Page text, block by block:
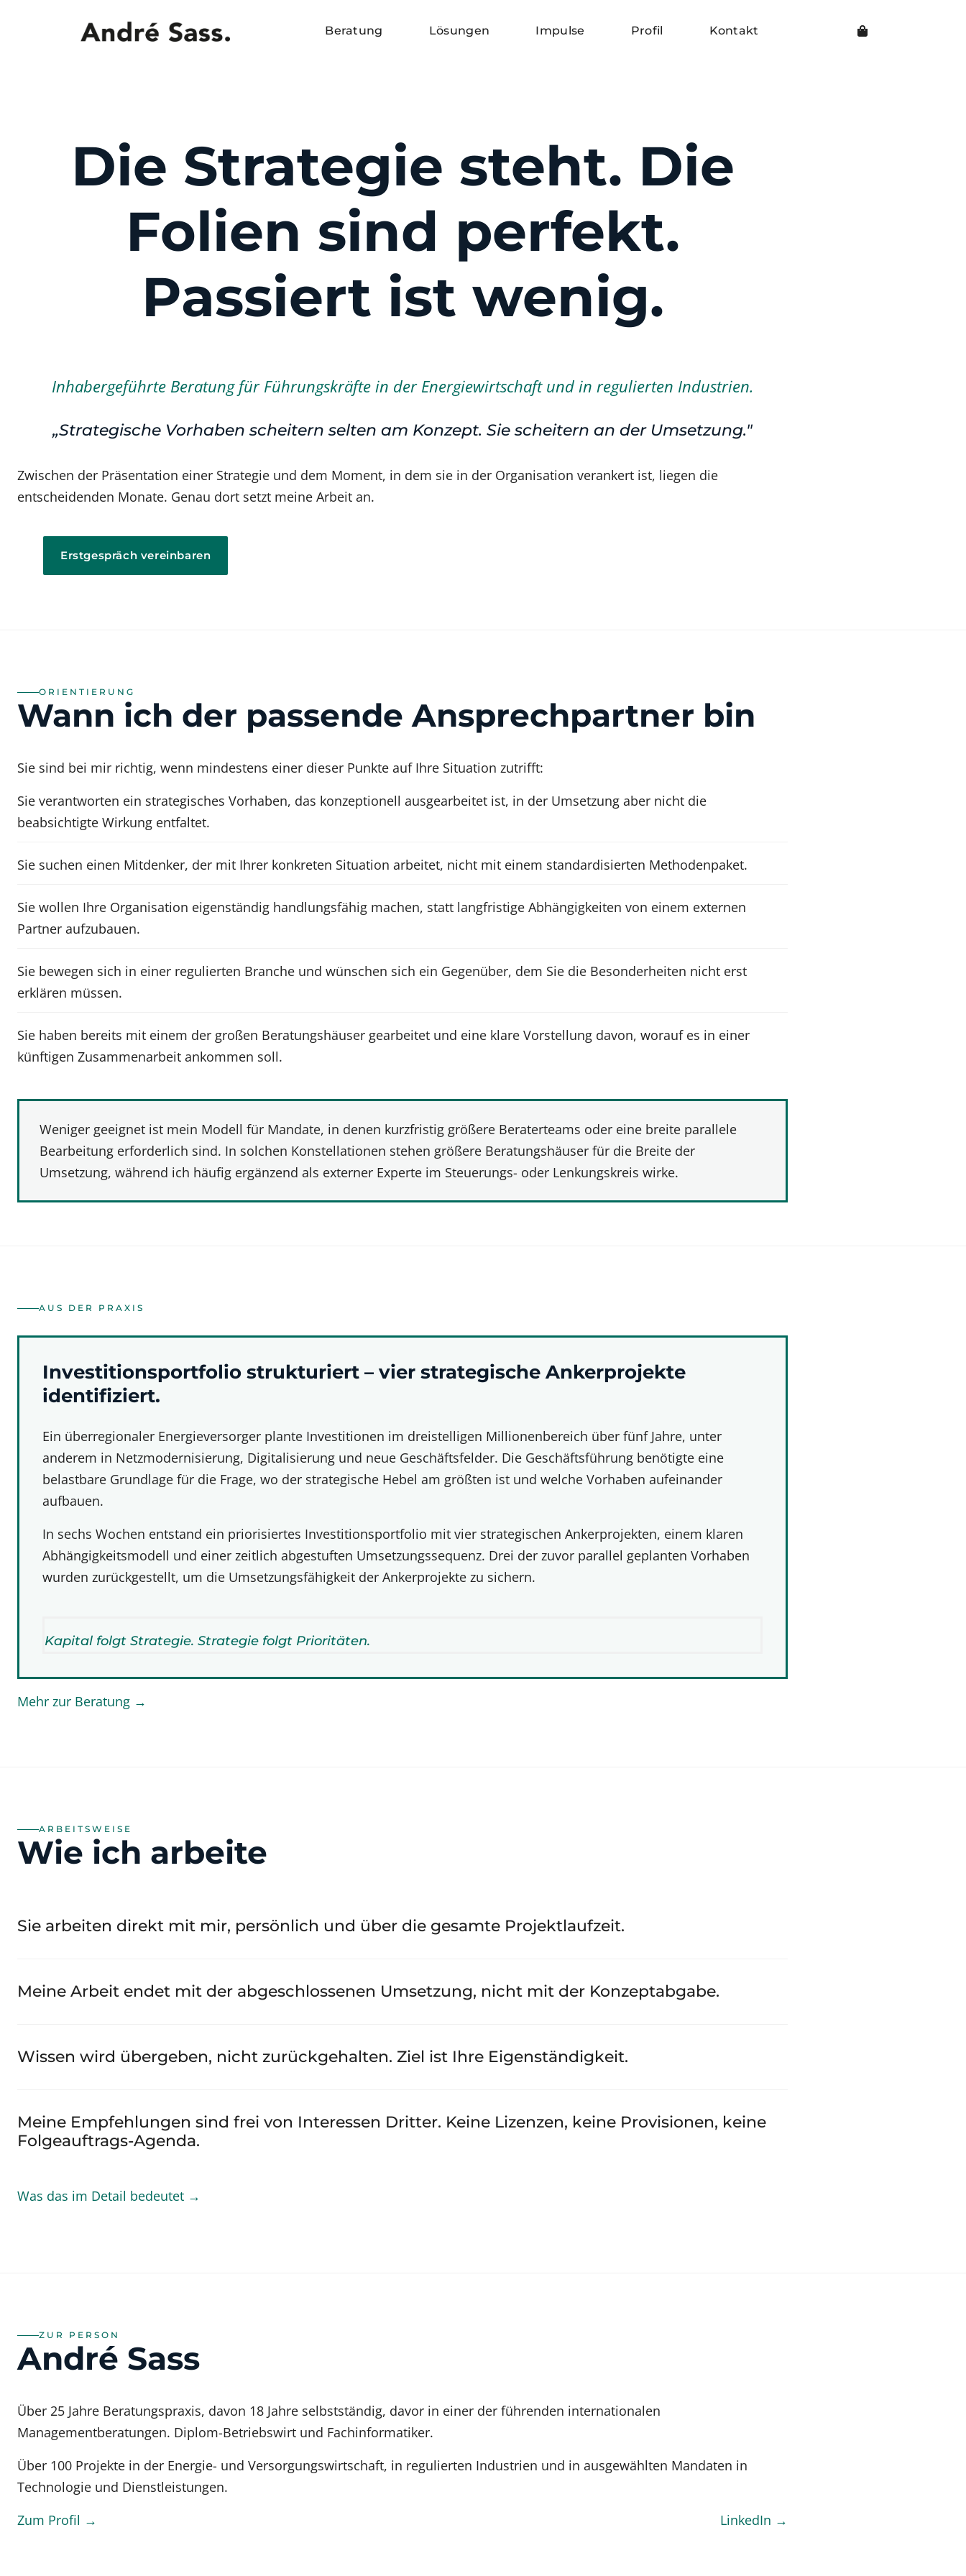
Beratung Lösungen Impulse Profil Kontakt
Die Strategie steht. Die
Folien sind perfekt.
Passiert ist wenig.
Inhabergeführte Beratung für Führungskräfte in der Energiewirtschaft und in regulierten Industrien.
„Strategische Vorhaben scheitern selten am Konzept. Sie scheitern an der Umsetzung."
Zwischen der Präsentation einer Strategie und dem Moment, in dem sie in der Organisation verankert ist, liegen die
entscheidenden Monate. Genau dort setzt meine Arbeit an.
Erstgespräch vereinbaren
ORIENTIERUNG
Wann ich der passende Ansprechpartner bin
Sie sind bei mir richtig, wenn mindestens einer dieser Punkte auf Ihre Situation zutrifft:
Sie verantworten ein strategisches Vorhaben, das konzeptionell ausgearbeitet ist, in der Umsetzung aber nicht die
beabsichtigte Wirkung entfaltet.
Sie suchen einen Mitdenker, der mit Ihrer konkreten Situation arbeitet, nicht mit einem standardisierten Methodenpaket.
Sie wollen Ihre Organisation eigenständig handlungsfähig machen, statt langfristige Abhängigkeiten von einem externen
Partner aufzubauen.
Sie bewegen sich in einer regulierten Branche und wünschen sich ein Gegenüber, dem Sie die Besonderheiten nicht erst
erklären müssen.
Sie haben bereits mit einem der großen Beratungshäuser gearbeitet und eine klare Vorstellung davon, worauf es in einer
künftigen Zusammenarbeit ankommen soll.
Weniger geeignet ist mein Modell für Mandate, in denen kurzfristig größere Beraterteams oder eine breite parallele
Bearbeitung erforderlich sind. In solchen Konstellationen stehen größere Beratungshäuser für die Breite der
Umsetzung, während ich häufig ergänzend als externer Experte im Steuerungs- oder Lenkungskreis wirke.
AUS DER PRAXIS
Investitionsportfolio strukturiert – vier strategische Ankerprojekte
identifiziert.
Ein überregionaler Energieversorger plante Investitionen im dreistelligen Millionenbereich über fünf Jahre, unter
anderem in Netzmodernisierung, Digitalisierung und neue Geschäftsfelder. Die Geschäftsführung benötigte eine
belastbare Grundlage für die Frage, wo der strategische Hebel am größten ist und welche Vorhaben aufeinander
aufbauen.
In sechs Wochen entstand ein priorisiertes Investitionsportfolio mit vier strategischen Ankerprojekten, einem klaren
Abhängigkeitsmodell und einer zeitlich abgestuften Umsetzungssequenz. Drei der zuvor parallel geplanten Vorhaben
wurden zurückgestellt, um die Umsetzungsfähigkeit der Ankerprojekte zu sichern.
Kapital folgt Strategie. Strategie folgt Prioritäten.
Mehr zur Beratung →
ARBEITSWEISE
Wie ich arbeite
Sie arbeiten direkt mit mir, persönlich und über die gesamte Projektlaufzeit.
Meine Arbeit endet mit der abgeschlossenen Umsetzung, nicht mit der Konzeptabgabe.
Wissen wird übergeben, nicht zurückgehalten. Ziel ist Ihre Eigenständigkeit.
Meine Empfehlungen sind frei von Interessen Dritter. Keine Lizenzen, keine Provisionen, keine
Folgeauftrags-Agenda.
Was das im Detail bedeutet →
ZUR PERSON
André Sass
Über 25 Jahre Beratungspraxis, davon 18 Jahre selbstständig, davor in einer der führenden internationalen
Managementberatungen. Diplom-Betriebswirt und Fachinformatiker.
Über 100 Projekte in der Energie- und Versorgungswirtschaft, in regulierten Industrien und in ausgewählten Mandaten in
Technologie und Dienstleistungen.
Zum Profil →
LinkedIn →